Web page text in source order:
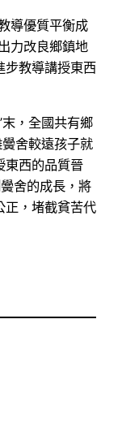
導優質平衡成
力改良鄉鎮地
步教導講授東西
，全國共有鄉
舍較遠孩子就
東西的品質晉
舍的成長，將
正，堵截貧苦代